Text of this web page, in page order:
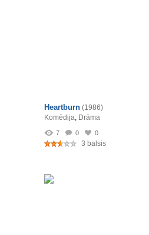
Heartburn (1986)
Komēdija, Drāma
7 0 0
3 balsis